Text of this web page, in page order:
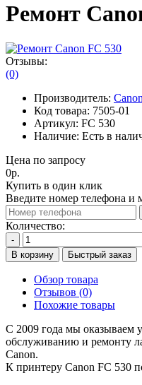
Ремонт
Отзывы:
(0)
Производитель: Canon
Код товара: 7505-01
Артикул: FC 530
Наличие: Есть в
Цена по запросу
0р.
Купить в один клик
Введите номер телефона и
Количество:
-
В корзину
Быстрый заказ
Обзор товара
Отзывов (0)
Похожие товары
С 2009 года мы оказываем
обслуживанию и ремонту
Canon.
К принтеру Canon FC 530